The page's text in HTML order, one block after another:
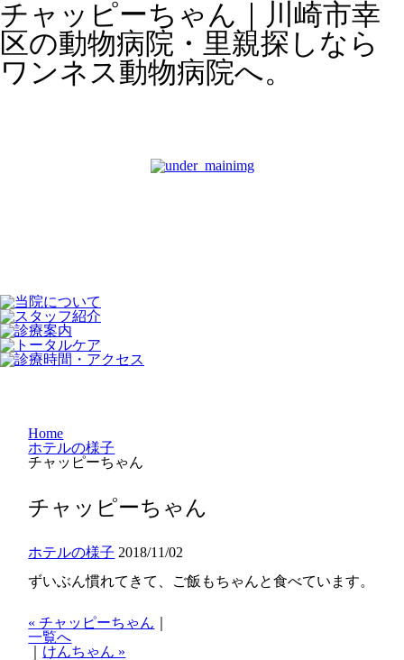
チャッピーちゃん｜川崎市幸
区の動物病院・里親探しなら
ワンネス動物病院へ。
Home
ホテルの様子
チャッピーちゃん
チャッピーちゃん
ホテルの様子 2018/11/02
ずいぶん慣れてきて、ご飯もちゃんと食べています。
« チャッピーちゃん
一覧へ
けんちゃん »